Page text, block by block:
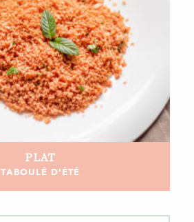
PLAT
TABOULÉ D’ÉTÉ